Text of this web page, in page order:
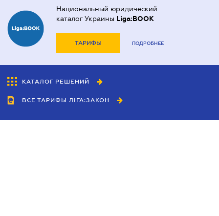
Национальный юридический
каталог Украины Liga:BOOK
ТАРИФЫ ПОДРОБНЕЕ
КАТАЛОГ РЕШЕНИЙ
ВСЕ ТАРИФЫ ЛІГА:ЗАКОН